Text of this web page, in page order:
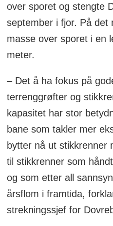
over sporet og stengte
september i fjor. På det
masse over sporet i en
meter.
– Det å ha fokus på
terrenggrøfter og
kapasitet har stor
bane som takler mer
bytter nå ut stikkrenner
til stikkrenner som
og som etter all
årsflom i framtida,
strekningssjef for